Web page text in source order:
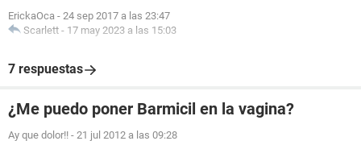
ErickaOca - 24 sep 2017 a las 23:47
Scarlett - 17 may 2023 a las 15:03
7 respuestas
¿Me puedo poner Barmicil en la vagina?
Ay que dolor!! - 21 jul 2012 a las 09:28